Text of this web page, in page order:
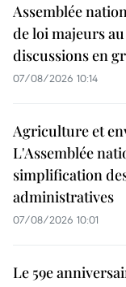
Assemblée
de loi majeurs
discussions en
07/08/2026 10:14
Agriculture et
L'Assemblée
simplification
administratives
07/08/2026 10:01
Le 59e